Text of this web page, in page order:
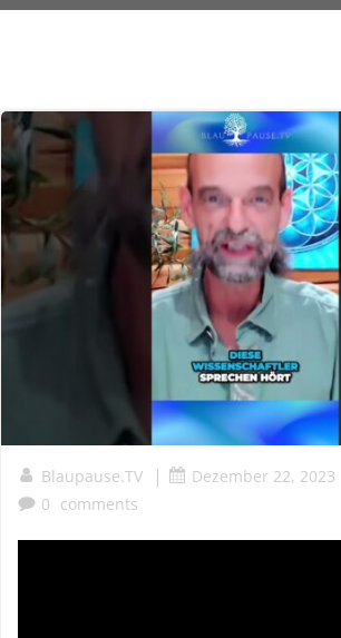
Blaupause.TV | Dezember 22, 2023
0 comments